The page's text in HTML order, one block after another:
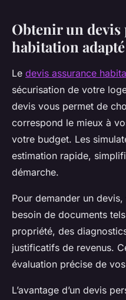
Obtenir un devis
habitation
Le devis assurance
sécurisation de votre
devis vous permet de
correspond le mieux à
votre budget. Les
estimation rapide,
démarche.
Pour demander un
besoin de documents
propriété, des
justificatifs de revenus.
évaluation précise de
L’avantage d’un devis